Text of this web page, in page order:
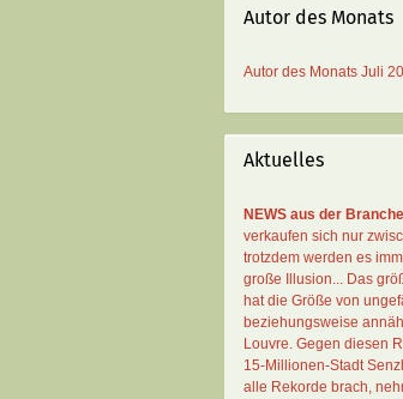
Geschichte
Psychologie
Forensik
Philosophie
Autor des Monats
Autor des Monats Juli
Aktuelles
NEWS aus der
verkaufen sich nur
trotzdem werden es
große Illusion... Das
hat die Größe von
beziehungsweise
Louvre. Gegen diesen
15-Millionen-Stadt
alle Rekorde brach,